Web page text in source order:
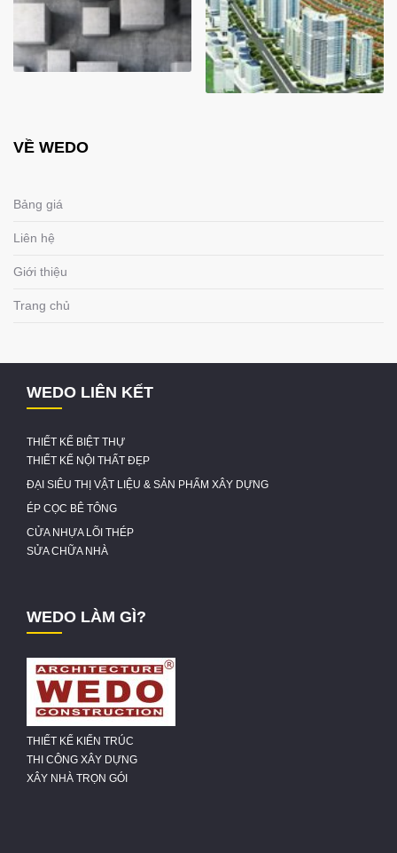
VỀ WEDO
Bảng giá
Liên hệ
Giới thiệu
Trang chủ
WEDO LIÊN KẾT
THIẾT KẾ BIỆT THỰ
THIẾT KẾ NỘI THẤT ĐẸP
ĐẠI SIÊU THỊ VẬT LIỆU & SẢN PHẨM XÂY DỰNG
ÉP CỌC BÊ TÔNG
CỬA NHỰA LÕI THÉP
SỬA CHỮA NHÀ
WEDO LÀM GÌ?
THIẾT KẾ KIẾN TRÚC
THI CÔNG XÂY DỰNG
XÂY NHÀ TRỌN GÓI